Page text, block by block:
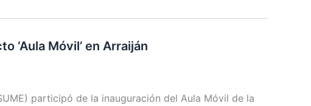
‘Aula Móvil’ en Arraiján
participó de la inauguración del Aula Móvil de la